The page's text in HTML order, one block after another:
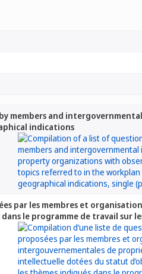
members and
indications
par les membres et
le programme de travail sur